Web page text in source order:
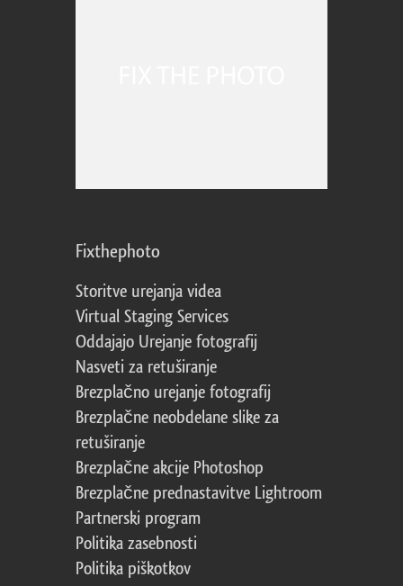
Fixthephoto
Storitve urejanja videa
Virtual Staging Services
Oddajajo Urejanje fotografij
Nasveti za retuširanje
Brezplačno urejanje fotografij
Brezplačne neobdelane slike za
retuširanje
Brezplačne akcije Photoshop
Brezplačne prednastavitve Lightroom
Partnerski program
Politika zasebnosti
Politika piškotkov